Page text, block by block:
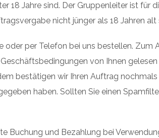
18 Jahre sind. Der Gruppenleiter ist für
nicht jünger als 18 Jahren alt
per Telefon bei uns bestellen. Zum
von Ihnen
bestätigen wir Ihren Auftrag nochmals
haben. Sollten Sie einen
und Bezahlung bei